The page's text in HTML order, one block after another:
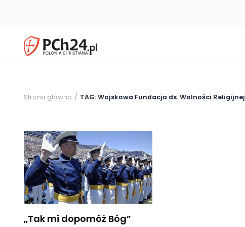
Strona główna TAG: Wojskowa Fundacja ds. Wolności Religijnej
„Tak mi dopomóż Bóg”